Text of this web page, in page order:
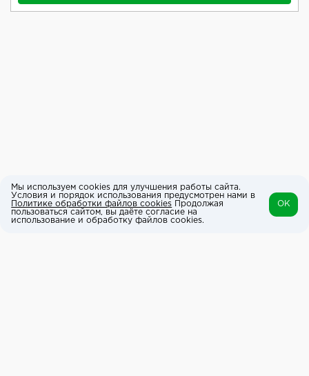
Мы используем cookies для улучшения работы сайта.
Условия и порядок использования предусмотрен нами в
Политике обработки файлов cookies Продолжая
пользоваться сайтом, вы даёте согласие на
использование и обработку файлов cookies.
OK